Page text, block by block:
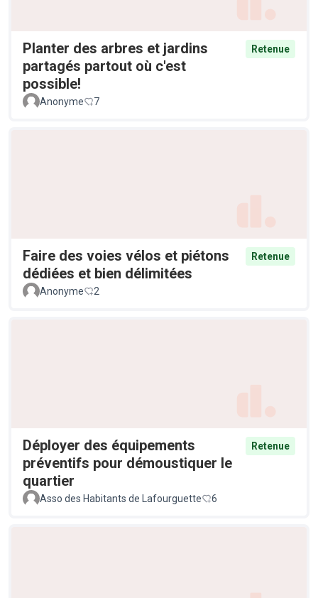
Planter des arbres et jardins
partagés partout où c'est
possible!
Retenue
Anonyme 7
Faire des voies vélos et piétons
dédiées et bien délimitées
Retenue
Anonyme 2
Déployer des équipements
préventifs pour démoustiquer le
quartier
Retenue
Asso des Habitants de Lafourguette 6